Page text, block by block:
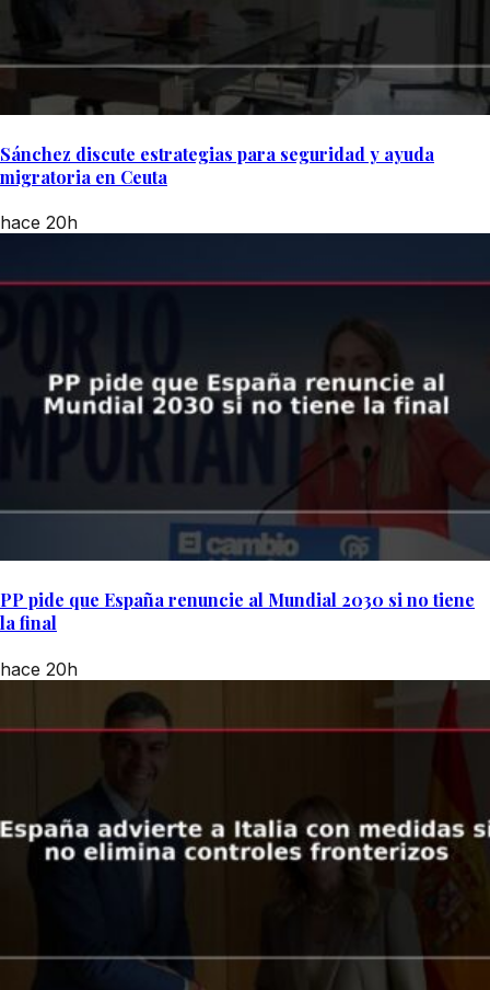
Sánchez discute estrategias para seguridad y ayuda
migratoria en Ceuta
hace 20h
PP pide que España renuncie al Mundial 2030 si no tiene
la final
hace 20h